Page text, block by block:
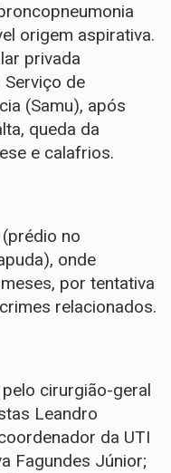
origem aspirativa.
privada
de
(Samu), após
queda da
e calafrios.
no
onde
por tentativa
relacionados.
cirurgião-geral
Leandro
da UTI
Fagundes Júnior;